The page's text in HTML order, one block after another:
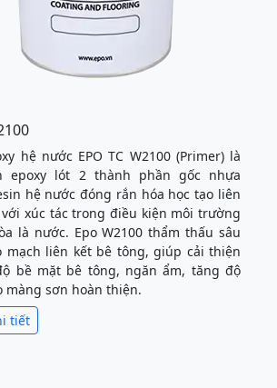
hệ nước EPO TC W2100 (Primer) là
epoxy lót 2 thành phần gốc nhựa
hệ nước đóng rắn hóa học tạo liên
với xúc tác trong điều kiện môi trường
là nước. Epo W2100 thẩm thấu sâu
mạch liên kết bê tông, giúp cải thiện
bề mặt bê tông, ngăn ẩm, tăng độ
màng sơn hoàn thiện.
tiết